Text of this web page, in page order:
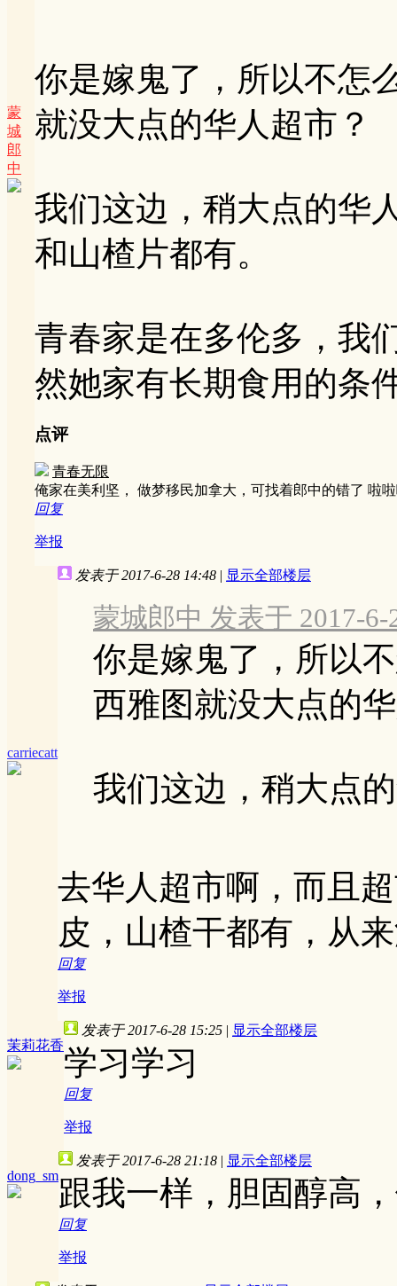
蒙
城
郎
中
你是嫁鬼了，所以不怎
就没大点的华人超市？
我们这边，稍大点的华
和山楂片都有。
青春家是在多伦多，我
然她家有长期食用的条
点评
青春无限
俺家在美利坚， 做梦移民加拿大，可找着郎中的错了 啦
回复
举报
carriecatt
发表于 2017-6-28 14:48 | 显示全部楼层
蒙城郎中 发表于 2017-6-
你是嫁鬼了，所以
西雅图就没大点的
我们这边，稍大点
去华人超市啊，而且
皮，山楂干都有，从
回复
举报
茉莉花香
发表于 2017-6-28 15:25 | 显示全部楼层
学习学习
回复
举报
dong_sm
发表于 2017-6-28 21:18 | 显示全部楼层
跟我一样，胆固醇高
回复
举报